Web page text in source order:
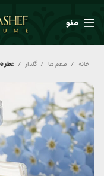
منو
خانه طعم ها گلدار عطر Dolce Gabbana Light Blue pour Homme